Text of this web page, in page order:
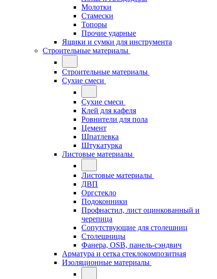
Молотки
Стамески
Топоры
Прочие ударные
Ящики и сумки для инструмента
Строительные материалы
Строительные материалы
Сухие смеси
Сухие смеси
Клей для кафеля
Ровнители для пола
Цемент
Шпатлевка
Штукатурка
Листовые материалы
Листовые материалы
ДВП
Оргстекло
Подоконники
Профнастил, лист оцинкованный и
черепица
Сопутствующие для столешниц
Столешницы
Фанера, OSB, панель-сэндвич
Арматура и сетка стеклокомпозитная
Изоляционные материалы